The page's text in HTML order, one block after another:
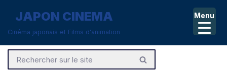
Aller
contenu
JAPON CINEMA
Cinéma japonais et Films d'animation
Menu